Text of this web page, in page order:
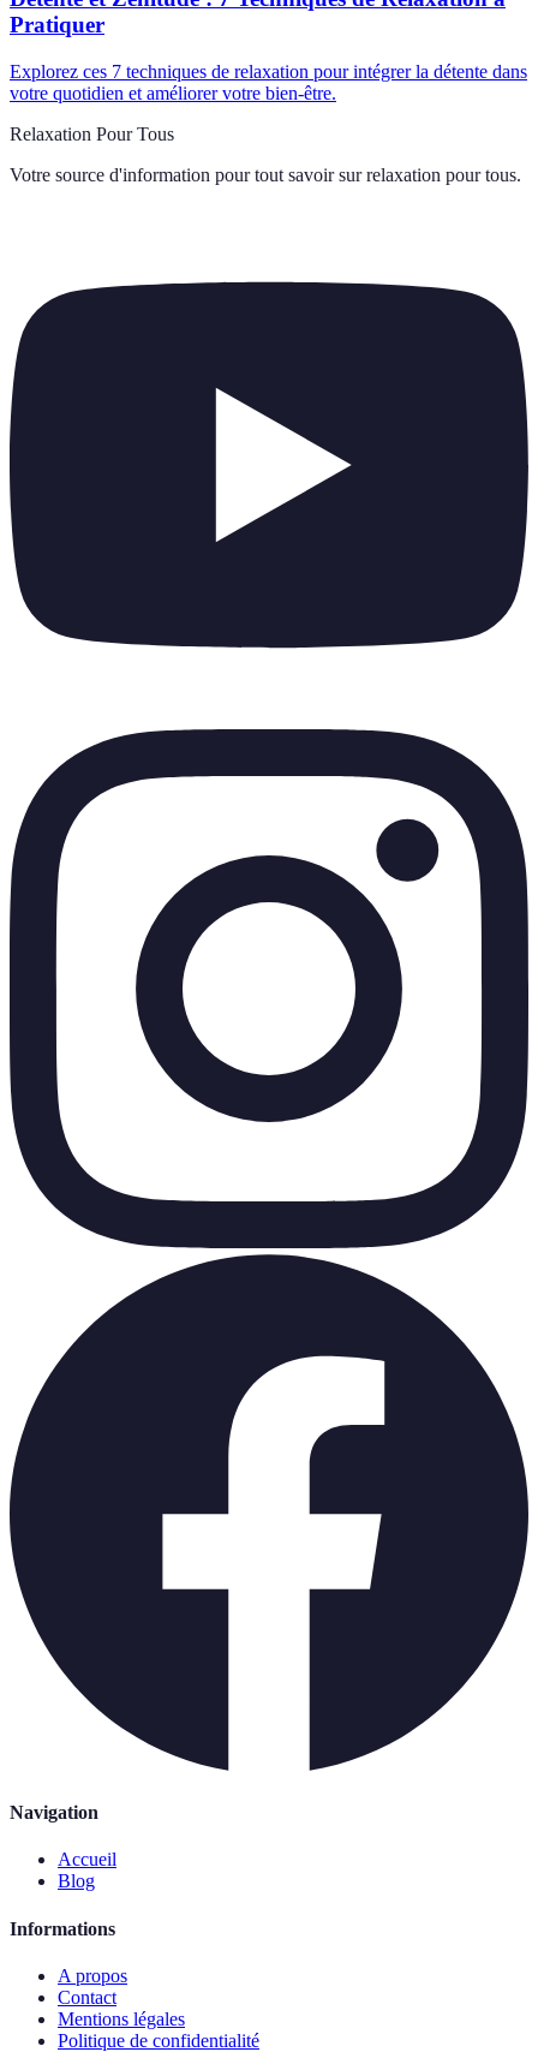
Pratiquer
Explorez ces 7 techniques de relaxation pour intégrer la détente dans
votre quotidien et améliorer votre bien-être.
Relaxation Pour Tous
Votre source d'information pour tout savoir sur relaxation pour tous.
Navigation
Accueil
Blog
Informations
A propos
Contact
Mentions légales
Politique de confidentialité